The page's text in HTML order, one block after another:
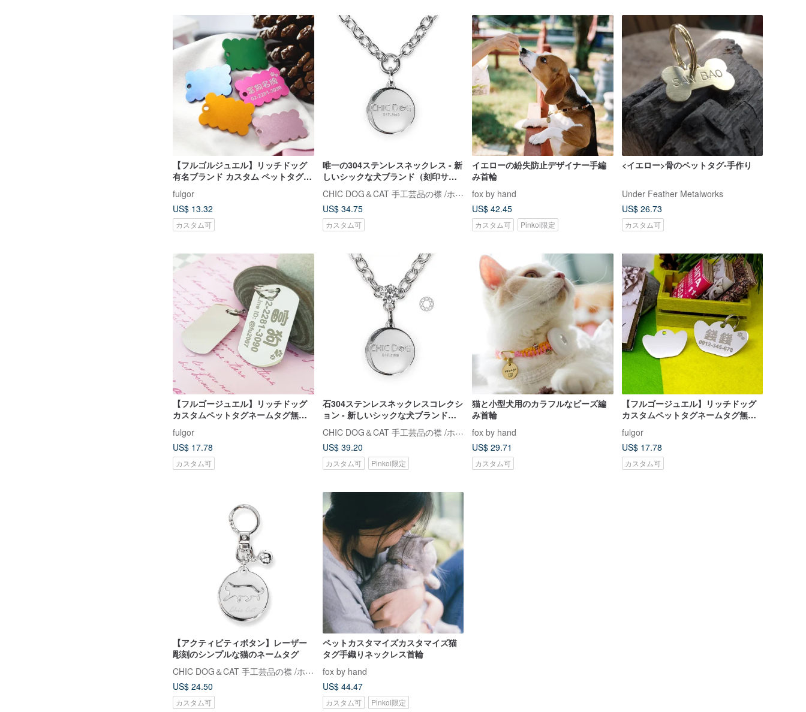
【フルゴルジュエル】リッチドッグ
有名ブランド カスタム ペットタグ
ドッグタグ 猫カード 無料 片面刻印
fulgor
US$ 13.32
カスタム可
唯一の304ステンレスネックレス - 新
しいシックな犬ブランド（刻印サー
ビス付き）
CHIC DOG＆CAT 手工芸品の襟 /ホーム商品のリスト
US$ 34.75
カスタム可
イエローの紛失防止デザイナー手編
み首輪
fox by hand
US$ 42.45
カスタム可 Pinkoi限定
<イエロー>骨のペットタグ-手作り
Under Feather Metalworks
US$ 26.73
カスタム可
【フルゴージュエル】リッチドッグ
カスタムペットタグネームタグ無料
刻印ステンレスアーミータグ
fulgor
US$ 17.78
カスタム可
石304ステンレスネックレスコレクシ
ョン - 新しいシックな犬ブランド
（（無料刻印サービス））
CHIC DOG＆CAT 手工芸品の襟 /ホーム商品のリスト
US$ 39.20
カスタム可 Pinkoi限定
猫と小型犬用のカラフルなビーズ編
み首輪
fox by hand
US$ 29.71
カスタム可
【フルゴージュエル】リッチドッグ
カスタムペットタグネームタグ無料
刻印ステンレスインゴット
fulgor
US$ 17.78
カスタム可
【アクティビティボタン】レーザー
彫刻のシンプルな猫のネームタグ
CHIC DOG＆CAT 手工芸品の襟 /ホーム商品のリスト
US$ 24.50
カスタム可
ペットカスタマイズカスタマイズ猫
タグ手織りネックレス首輪
fox by hand
US$ 44.47
カスタム可 Pinkoi限定